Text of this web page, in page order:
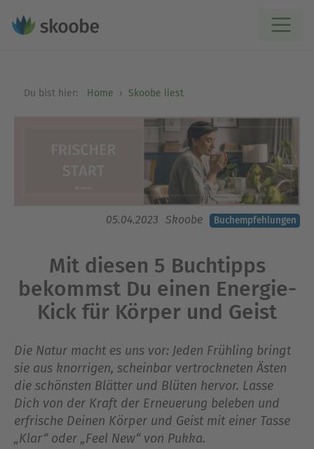
Du bist hier: Home Skoobe liest
05.04.2023 Skoobe Buchempfehlungen
Mit diesen 5 Buchtipps
bekommst Du einen Energie-
Kick für Körper und Geist
Die Natur macht es uns vor: Jeden Frühling bringt
sie aus knorrigen, scheinbar vertrockneten Ästen
die schönsten Blätter und Blüten hervor. Lasse
Dich von der Kraft der Erneuerung beleben und
erfrische Deinen Körper und Geist mit einer Tasse
„Klar“ oder „Feel New“ von Pukka.